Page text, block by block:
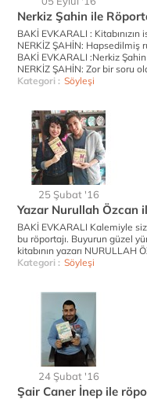
Nerkiz Şahin ile
BAKİ EVKARALI : Kitabınızın
NERKİZ ŞAHİN: Hapsedilmiş
BAKİ EVKARALI :Nerkiz
NERKİZ ŞAHİN: Zor bir soru
Kategori : Söyleşi
25 Şubat '16
Yazar Nurullah Özcan
BAKİ EVKARALI Kalemiyle
bu röportajı. Buyurun güzel
kitabının yazarı NURULLAH
Kategori : Söyleşi
24 Şubat '16
Şair Caner İnep ile